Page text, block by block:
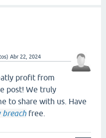
Abr 22, 2024
profit from
post! We truly
to share with us. Have
breach free.